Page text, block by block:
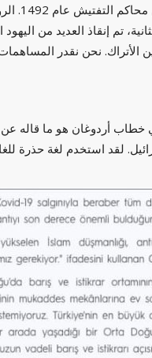
وقال
تم إنقاذ العديد من
الأتراك. نحن نقدر
خطاب أردوغان هو ما قاله
لقد استخدم لغة حذرة